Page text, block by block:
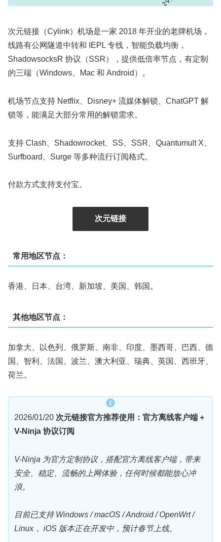
次元链接（Cylink）机场是一家 2018 年开业的老牌机场，
线路有公网隧道中转和 IEPL 专线，智能负载均衡，
ShadowsocksR 协议（SSR），提供低倍率节点，有定制
的三端（Windows、Mac 和 Android）。
机场节点支持 Netflix、Disney+ 流媒体解锁、ChatGPT 解
锁等，能满足大部分常用的解锁需求。
支持 Clash、Shadowrocket、SS、SSR、Quantumult X、
Surfboard、Surge 等多种流行订阅格式。
付款方式支持支付宝。
次元链接
常用地区节点：
香港、日本、台湾、新加坡、美国、韩国。
其他地区节点：
加拿大、以色列、俄罗斯、南非、印度、墨西哥、巴西、德
国、智利、法国、波兰、澳大利亚、瑞典、英国、西班牙、
荷兰。
2026/01/20 次元链接官方推荐使用：官方离线客户端 +
V-Ninja 协议订阅
V-Ninja 为官方定制协议，搭配官方离线客户端，带来
安全、稳定、流畅的上网体验，任何时候都能放心冲
浪。
目前已支持 Windows / macOS / Android / OpenWrt /
Linux， iOS 版本正在开发中，预计春节上线。